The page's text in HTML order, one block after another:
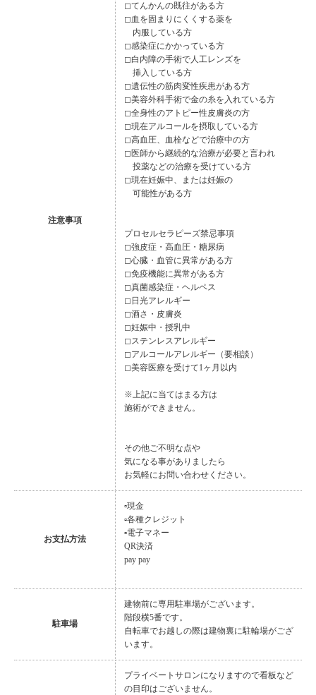
注意事項
◻︎てんかんの既往がある方
◻︎血を固まりにくくする薬を
内服している方
◻︎感染症にかかっている方
◻︎白内障の手術で人工レンズを
挿入している方
◻︎遺伝性の筋肉変性疾患がある方
◻︎美容外科手術で金の糸を入れている方
◻︎全身性のアトピー性皮膚炎の方
◻︎現在アルコールを摂取している方
◻︎高血圧、血栓などで治療中の方
◻︎医師から継続的な治療が必要と言われ
投薬などの治療を受けている方
◻︎現在妊娠中、または妊娠の
可能性がある方
プロセルセラピーズ禁忌事項
◻︎強皮症・高血圧・糖尿病
◻︎心臓・血管に異常がある方
◻︎免疫機能に異常がある方
◻︎真菌感染症・ヘルペス
◻︎日光アレルギー
◻︎酒さ・皮膚炎
◻︎妊娠中・授乳中
◻︎ステンレスアレルギー
◻︎アルコールアレルギー（要相談）
◻︎美容医療を受けて1ヶ月以内
※上記に当てはまる方は
施術ができません。
その他ご不明な点や
気になる事がありましたら
お気軽にお問い合わせください。
お支払方法
▫現金
▫各種クレジット
▫電子マネー
QR決済
pay pay
駐車場
建物前に専用駐車場がございます。
階段横5番です。
自転車でお越しの際は建物裏に駐輪場がござ
います。
プライベートサロンになりますので看板など
の目印はございません。